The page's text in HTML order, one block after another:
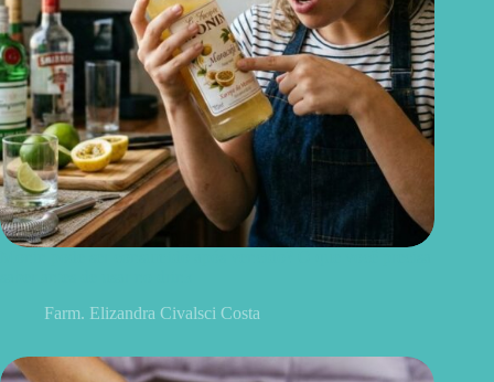
Farm. Elizandra Civalsci Costa